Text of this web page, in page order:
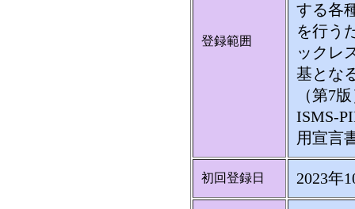
登録範囲
する各
を行う
ックレ
基とな
（第7
ISMS-
用宣言
初回登録日 2023年